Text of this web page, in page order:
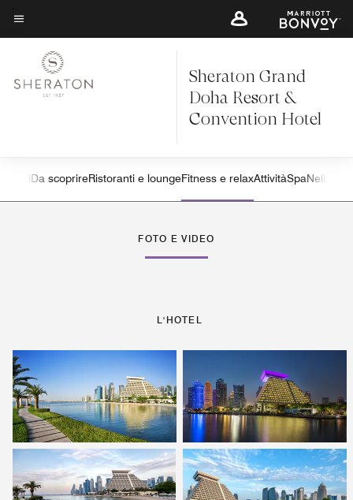
Skip
to
content
Testo del menu
Sheraton Grand
Doha Resort &
Convention Hotel
Freccia sinistra
Da scoprireRistoranti e loungeFitness e relaxAttivitàSpaNelle
FOTO E VIDEO
L'HOTEL